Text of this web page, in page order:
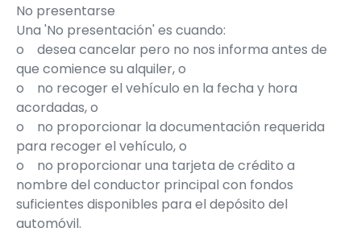
No presentarse
Una 'No presentación' es cuando:
o
desea cancelar pero no nos informa antes de
que comience su alquiler, o
o
no recoger el vehículo en la fecha y hora
acordadas, o
o
no proporcionar la documentación requerida
para recoger el vehículo, o
o
no proporcionar una tarjeta de crédito a
nombre del conductor principal con fondos
suficientes disponibles para el depósito del
automóvil.